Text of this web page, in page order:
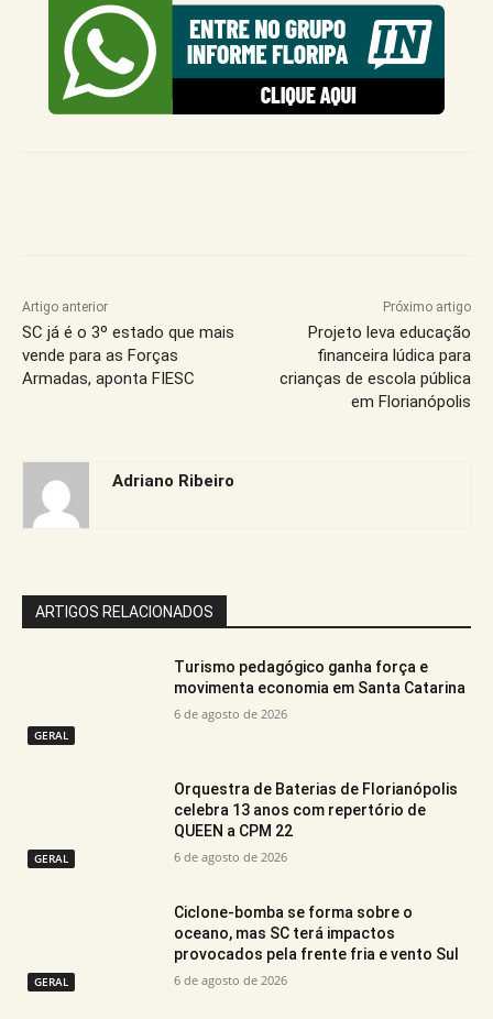
Artigo anterior
SC já é o 3º estado que mais
vende para as Forças
Armadas, aponta FIESC
Próximo artigo
Projeto leva educação
financeira lúdica para
crianças de escola pública
em Florianópolis
Adriano Ribeiro
ARTIGOS RELACIONADOS
GERAL
Turismo pedagógico ganha força e
movimenta economia em Santa Catarina
6 de agosto de 2026
GERAL
Orquestra de Baterias de Florianópolis
celebra 13 anos com repertório de
QUEEN a CPM 22
6 de agosto de 2026
GERAL
Ciclone-bomba se forma sobre o
oceano, mas SC terá impactos
provocados pela frente fria e vento Sul
6 de agosto de 2026